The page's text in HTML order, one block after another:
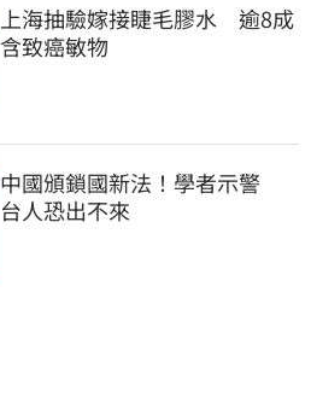
上海抽驗嫁接睫毛膠水　逾8成
含致癌敏物
中國頒鎖國新法！學者示警
台人恐出不來